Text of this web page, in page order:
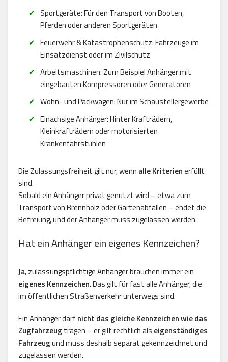
Sportgeräte: Für den Transport von Booten,
Pferden oder anderen Sportgeräten
Feuerwehr & Katastrophenschutz: Fahrzeuge im
Einsatzdienst oder im Zivilschutz
Arbeitsmaschinen: Zum Beispiel Anhänger mit
eingebauten Kompressoren oder Generatoren
Wohn- und Packwagen: Nur im Schaustellergewerbe
Einachsige Anhänger: Hinter Krafträdern,
Kleinkrafträdern oder motorisierten
Krankenfahrstühlen
Die Zulassungsfreiheit gilt nur, wenn alle Kriterienerfüllt
sind.
Sobald ein Anhänger privat genutzt wird – etwa zum
Transport von Brennholz oder Gartenabfällen – endet die
Befreiung, und der Anhänger muss zugelassen werden.
Hat ein Anhänger ein eigenes Kennzeichen?
Ja, zulassungspflichtige Anhänger brauchen immer ein
eigenes Kennzeichen. Das gilt für fast alle Anhänger, die
im öffentlichen Straßenverkehr unterwegs sind.
Ein Anhänger darfnicht das gleiche Kennzeichen wie das
Zugfahrzeug tragen – er gilt rechtlich als eigenständiges
Fahrzeugund muss deshalb separat gekennzeichnet und
zugelassen werden.